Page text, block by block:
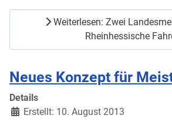
Weiterlesen: Zwei
Rheinhessische
Neues Konzept für
Details
Erstellt: 10. August 2013